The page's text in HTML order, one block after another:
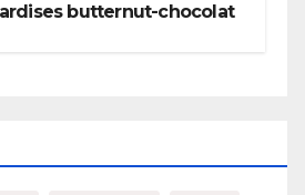
butternut-chocolat